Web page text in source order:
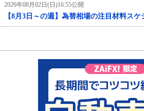
2026年08月02日(日)16:55公開
【8月3日～の週】為替相場の注目材料ス